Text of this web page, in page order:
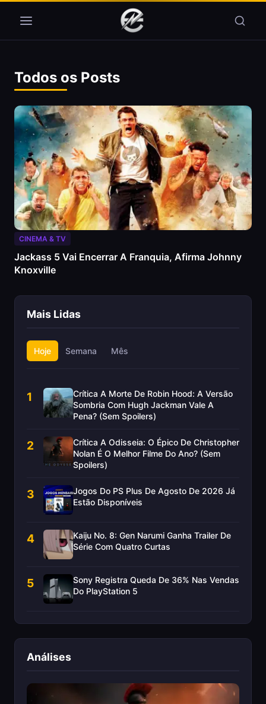
Todos os Posts
CINEMA & TV
Jackass 5 Vai Encerrar A Franquia, Afirma Johnny
Knoxville
Mais Lidas
Hoje Semana Mês
1
Crítica A Morte De Robin Hood: A Versão
Sombria Com Hugh Jackman Vale A
Pena? (Sem Spoilers)
2
Crítica A Odisseia: O Épico De Christopher
Nolan É O Melhor Filme Do Ano? (Sem
Spoilers)
3
Jogos Do PS Plus De Agosto De 2026 Já
Estão Disponíveis
4
Kaiju No. 8: Gen Narumi Ganha Trailer De
Série Com Quatro Curtas
5
Sony Registra Queda De 36% Nas Vendas
Do PlayStation 5
Análises